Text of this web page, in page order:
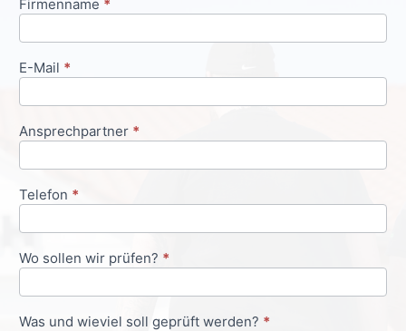
Anfrageformular
Firmenname *
E-Mail *
Ansprechpartner *
Telefon *
Wo sollen wir prüfen? *
Was und wieviel soll geprüft werden? *